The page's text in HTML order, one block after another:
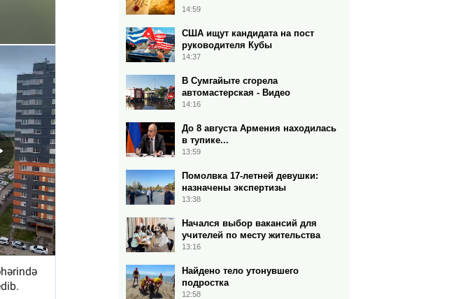
14:59
США ищут кандидата на пост
руководителя Кубы
14:37
В Сумгайыте сгорела
автомастерская - Видео
14:16
До 8 августа Армения находилась
в тупике...
13:59
Помолвка 17-летней девушки:
назначены экспертизы
13:38
Начался выбор вакансий для
учителей по месту жительства
13:16
Найдено тело утонувшего
подростка
12:58